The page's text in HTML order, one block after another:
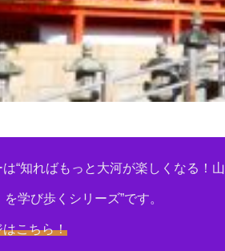
は“知ればもっと大河が楽しくなる！
学び歩くシリーズ”です。
こちら！